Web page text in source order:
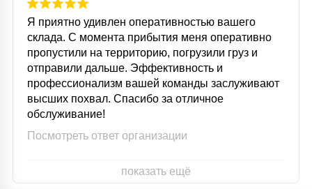
Я приятно удивлен оперативностью вашего
склада. С момента прибытия меня оперативно
пропустили на территорию, погрузили груз и
отправили дальше. Эффективность и
профессионализм вашей команды заслуживают
высших похвал. Спасибо за отличное
обслуживание!
Посмотреть ответ организации
показать ещё